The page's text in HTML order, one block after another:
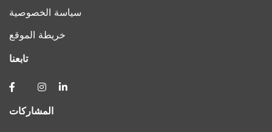
سياسة الخصوصية
خريطة الموقع
تابعنا
المشاركات